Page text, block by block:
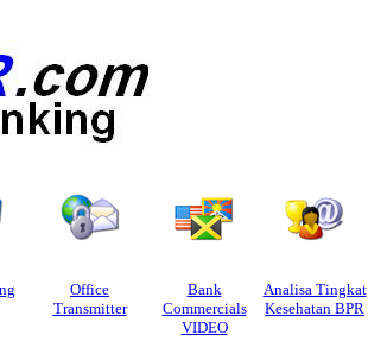
Office
Transmitter
Bank
Commercials
VIDEO
Analisa Tingkat
Kesehatan BPR